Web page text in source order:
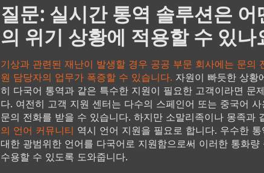
질문: 실시간 통역 솔루션은 어
의 위기 상황에 적용할 수 있나
기상과 관련된 재난이 발생할 경우 공공 부문 회사에는 문의
원 담당자의 업무가 폭증할 수 있습니다. 자원이 빠듯한 상황
히 다국어 통역과 같은 특수한 지원이 필요한 고객이라면 문
다. 여전히 고객 지원 센터는 다수의 스페인어 또는 중국어
문의 전화를 받을 수 있습니다. 하지만 소말리족이나 몽족과
의 언어 커뮤니티 역시 언어 지원을 필요로 합니다. 우수한
대한 광범위한 언어를 다국어로 지원함으로써 이러한 통화량
수용할 수 있도록 도와줍니다.